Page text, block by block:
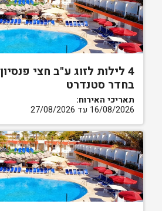
4 לילות לזוג ע"ב חצי פנסיון
בחדר סטנדרט
תאריכי האירוח:
16/08/2026 עד 27/08/2026